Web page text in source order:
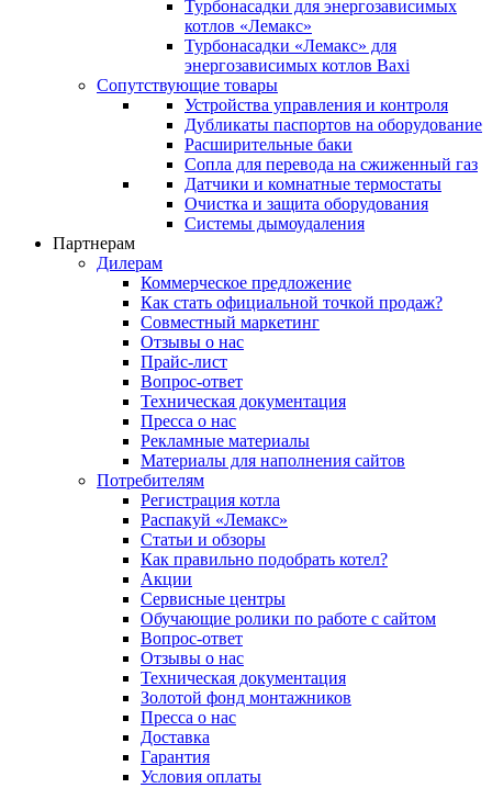
Турбонасадки для энергозависимых
котлов «Лемакс»
Турбонасадки «Лемакс» для
энергозависимых котлов Baxi
Сопутствующие товары
Устройства управления и контроля
Дубликаты паспортов на оборудование
Расширительные баки
Сопла для перевода на сжиженный газ
Датчики и комнатные термостаты
Очистка и защита оборудования
Системы дымоудаления
Партнерам
Дилерам
Коммерческое предложение
Как стать официальной точкой продаж?
Совместный маркетинг
Отзывы о нас
Прайс-лист
Вопрос-ответ
Техническая документация
Пресса о нас
Рекламные материалы
Материалы для наполнения сайтов
Потребителям
Регистрация котла
Распакуй «Лемакс»
Статьи и обзоры
Как правильно подобрать котел?
Акции
Сервисные центры
Обучающие ролики по работе с сайтом
Вопрос-ответ
Отзывы о нас
Техническая документация
Золотой фонд монтажников
Пресса о нас
Доставка
Гарантия
Условия оплаты